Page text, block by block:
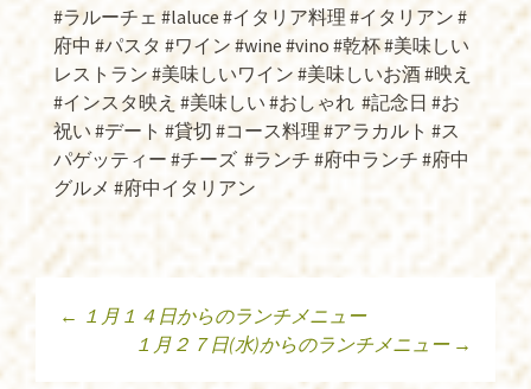
#ラルーチェ #laluce #イタリア料理 #イタリアン #
府中 #パスタ #ワイン #wine #vino #乾杯 #美味しい
レストラン #美味しいワイン #美味しいお酒 #映え
#インスタ映え #美味しい #おしゃれ #記念日 #お
祝い #デート #貸切 #コース料理 #アラカルト #ス
パゲッティー #チーズ #ランチ #府中ランチ #府中
グルメ #府中イタリアン
投稿ナビゲーショ
← １月１４日からのランチメニュー
１月２７日(水)からのランチメニュー →